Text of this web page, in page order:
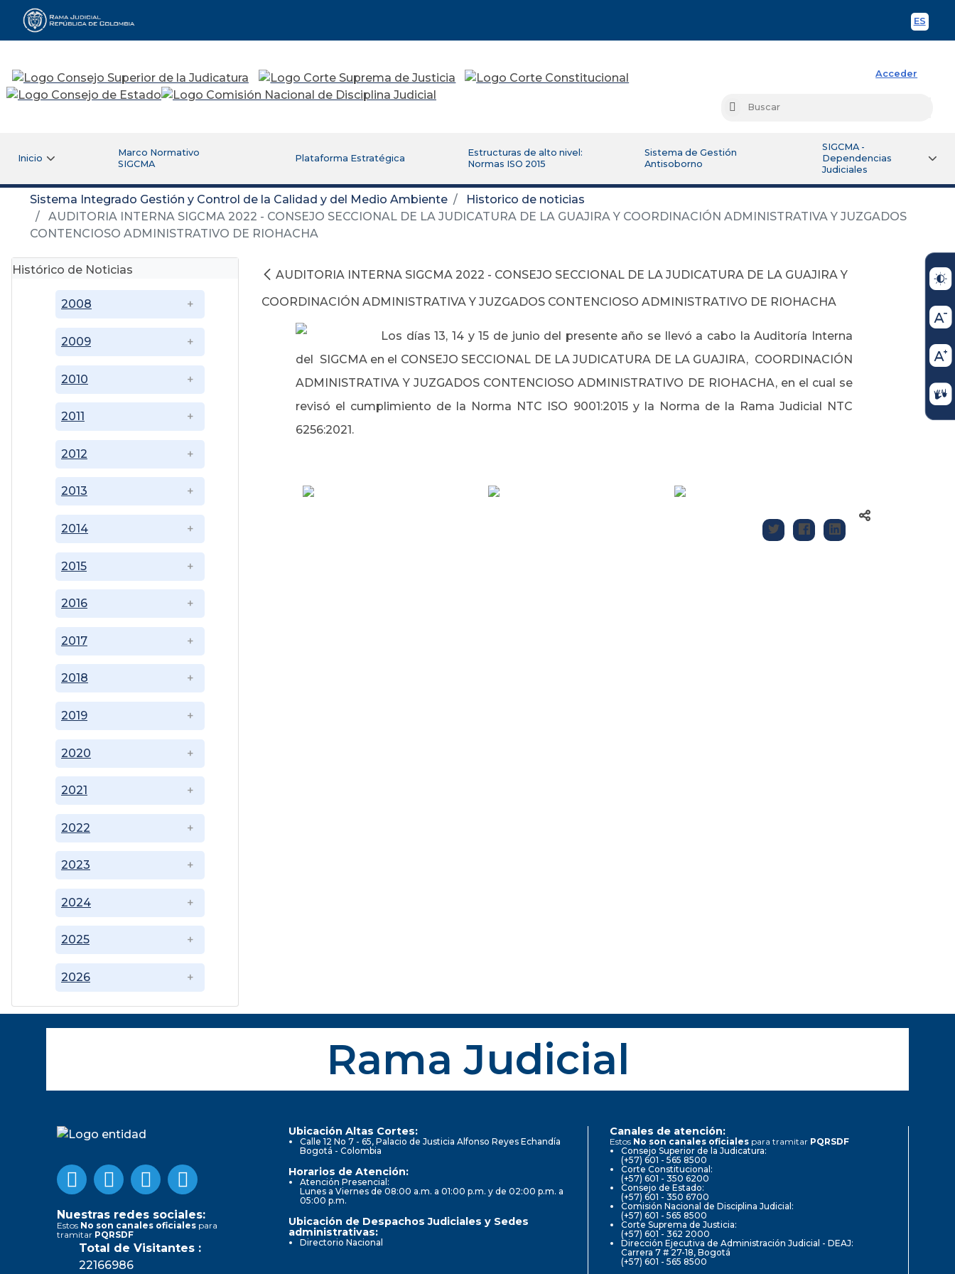
ES
Rama Judicial
Acceder
Buscar
Inicio
Marco Normativo
SIGCMA
Plataforma Estratégica
Estructuras de alto nivel:
Normas ISO 2015
Sistema de Gestión
Antisoborno
SIGCMA -
Dependencias
Judiciales
Sistema Integrado Gestión y Control de la Calidad y del Medio Ambiente
Historico de noticias
AUDITORIA INTERNA SIGCMA 2022 - CONSEJO SECCIONAL DE LA JUDICATURA DE LA GUAJIRA Y COORDINACIÓN ADMINISTRATIVA Y JUZGADOS
CONTENCIOSO ADMINISTRATIVO DE RIOHACHA
Histórico de Noticias
2008
2009
2010
2011
2012
2013
2014
2015
2016
2017
2018
2019
2020
2021
2022
2023
2024
2025
2026
AUDITORIA INTERNA SIGCMA 2022 - CONSEJO SECCIONAL DE LA JUDICATURA DE LA GUAJIRA Y
COORDINACIÓN ADMINISTRATIVA Y JUZGADOS CONTENCIOSO ADMINISTRATIVO DE RIOHACHA
Los días 13, 14 y 15 de junio del presente año se llevó a cabo la Auditoría Interna
del SIGCMA en el CONSEJO SECCIONAL DE LA JUDICATURA DE LA GUAJIRA, COORDINACIÓN
ADMINISTRATIVA Y JUZGADOS CONTENCIOSO ADMINISTRATIVO DE RIOHACHA,en el cual se
revisó el cumplimiento de la Norma NTC ISO 9001:2015 y la Norma de la Rama Judicial NTC
6256:2021.
Rama Judicial
Nuestras redes sociales:
Estos No son canales oficiales para
tramitar PQRSDF
Total de Visitantes :
22166986
Ubicación Altas Cortes:
Calle 12 No 7 - 65, Palacio de Justicia Alfonso Reyes Echandía
Bogotá - Colombia
Horarios de Atención:
Atención Presencial:
Lunes a Viernes de 08:00 a.m. a 01:00 p.m. y de 02:00 p.m. a
05:00 p.m.
Ubicación de Despachos Judiciales y Sedes
administrativas:
Directorio Nacional
Canales de atención:
Estos No son canales oficiales para tramitar PQRSDF
Consejo Superior de la Judicatura:
(+57) 601 - 565 8500
Corte Constitucional:
(+57) 601 - 350 6200
Consejo de Estado:
(+57) 601 - 350 6700
Comisión Nacional de Disciplina Judicial:
(+57) 601 - 565 8500
Corte Suprema de Justicia:
(+57) 601 - 362 2000
Dirección Ejecutiva de Administración Judicial - DEAJ:
Carrera 7 # 27-18, Bogotá
(+57) 601 - 565 8500